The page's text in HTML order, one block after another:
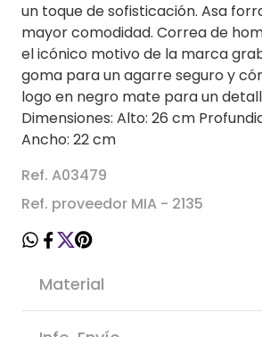
un toque de sofisticación. Asa
mayor comodidad. Correa de
el icónico motivo de la marca
goma para un agarre seguro y
logo en negro mate para un
Dimensiones: Alto: 26 cm
Ancho: 22 cm
Ref. A03479
Ref. proveedor MIA - 2135
Material